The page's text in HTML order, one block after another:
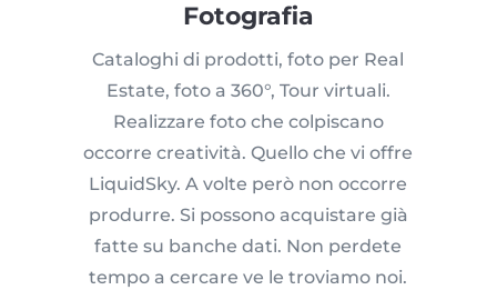
Fotografia
Cataloghi di prodotti, foto per Real
Estate, foto a 360°, Tour virtuali.
Realizzare foto che colpiscano
occorre creatività. Quello che vi offre
LiquidSky. A volte però non occorre
produrre. Si possono acquistare già
fatte su banche dati. Non perdete
tempo a cercare ve le troviamo noi.